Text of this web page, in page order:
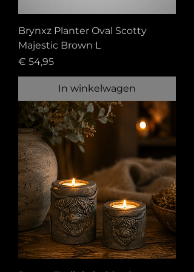
Brynxz Planter Oval Scotty
Majestic Brown L
Prijs
€ 54,95
In winkelwagen